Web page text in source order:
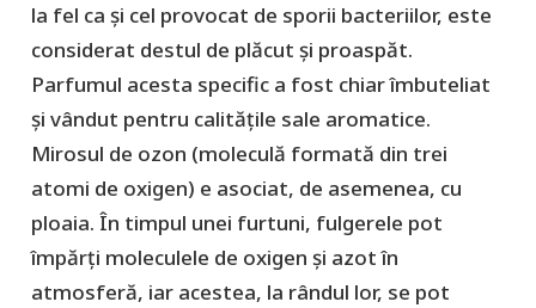
la fel ca și cel provocat de sporii bacteriilor, este
considerat destul de plăcut și proaspăt.
Parfumul acesta specific a fost chiar îmbuteliat
și vândut pentru calitățile sale aromatice.
Mirosul de ozon (moleculă formată din trei
atomi de oxigen) e asociat, de asemenea, cu
ploaia. În timpul unei furtuni, fulgerele pot
împărți moleculele de oxigen și azot în
atmosferă, iar acestea, la rândul lor, se pot